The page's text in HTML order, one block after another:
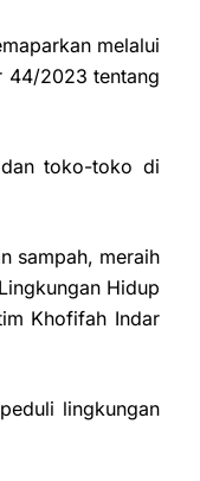
melalui
44/2023 tentang
toko-toko di
sampah, meraih
Hidup
Khofifah Indar
lingkungan